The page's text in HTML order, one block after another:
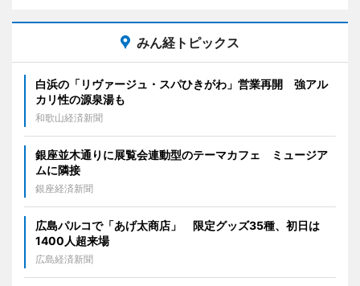
みん経トピックス
白浜の「リヴァージュ・スパひきがわ」営業再開 強アル
カリ性の源泉湯も
和歌山経済新聞
銀座並木通りに展覧会連動型のテーマカフェ ミュージア
ムに隣接
銀座経済新聞
広島パルコで「あげ太商店」 限定グッズ35種、初日は
1400人超来場
広島経済新聞